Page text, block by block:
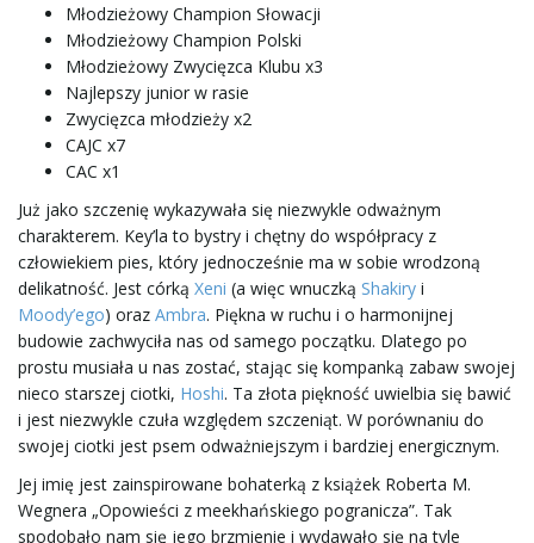
Młodzieżowy Champion Słowacji
Młodzieżowy Champion Polski
Młodzieżowy Zwycięzca Klubu x3
Najlepszy junior w rasie
Zwycięzca młodzieży x2
CAJC x7
CAC x1
Już jako szczenię wykazywała się niezwykle odważnym
charakterem. Key’la to bystry i chętny do współpracy z
człowiekiem pies, który jednocześnie ma w sobie wrodzoną
delikatność. Jest córką Xeni (a więc wnuczką Shakiry i
Moody’ego) oraz Ambra. Piękna w ruchu i o harmonijnej
budowie zachwyciła nas od samego początku. Dlatego po
prostu musiała u nas zostać, stając się kompanką zabaw swojej
nieco starszej ciotki, Hoshi. Ta złota piękność uwielbia się bawić
i jest niezwykle czuła względem szczeniąt. W porównaniu do
swojej ciotki jest psem odważniejszym i bardziej energicznym.
Jej imię jest zainspirowane bohaterką z książek Roberta M.
Wegnera „Opowieści z meekhańskiego pogranicza”. Tak
spodobało nam się jego brzmienie i wydawało się na tyle